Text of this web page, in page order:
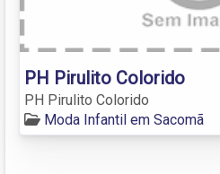
PH Pirulito Colorido
PH Pirulito Colorido
Moda Infantil em Sacomã